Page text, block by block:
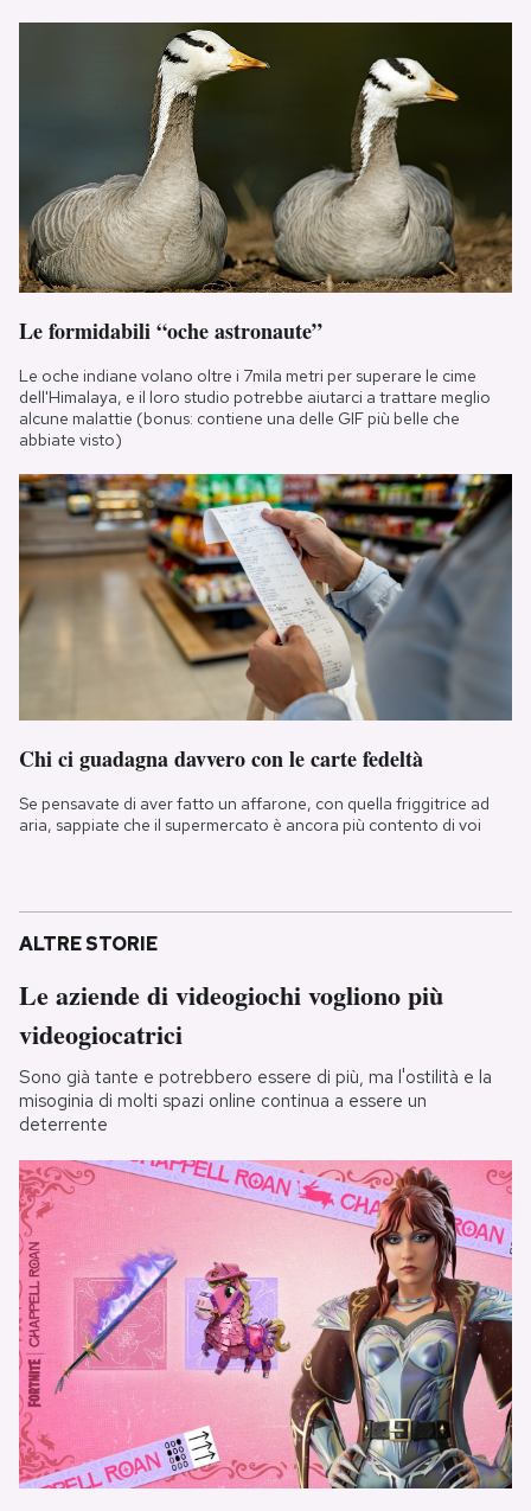
Le formidabili “oche astronaute”
Le oche indiane volano oltre i 7mila metri per superare le cime
dell'Himalaya, e il loro studio potrebbe aiutarci a trattare meglio
alcune malattie (bonus: contiene una delle GIF più belle che
abbiate visto)
Chi ci guadagna davvero con le carte fedeltà
Se pensavate di aver fatto un affarone, con quella friggitrice ad
aria, sappiate che il supermercato è ancora più contento di voi
ALTRE STORIE
Le aziende di videogiochi vogliono più
videogiocatrici
Sono già tante e potrebbero essere di più, ma l'ostilità e la
misoginia di molti spazi online continua a essere un
deterrente